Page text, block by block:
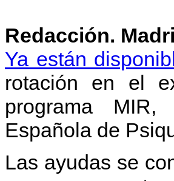
Redacción.
Ya están
rotación en el
programa
Española de
Las ayudas se